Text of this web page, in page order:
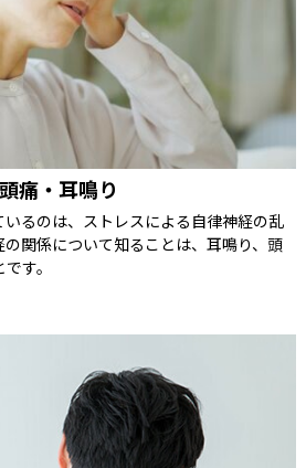
頭痛・耳鳴り
るのは、ストレスによる自律神経の乱
関係について知ることは、耳鳴り、頭
す。